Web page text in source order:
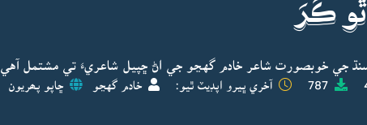
ڪَرَ
جي خوبصورت شاعر خادم گهڃو جي اڻ ڇپيل شاعريءَ تي مشتمل آهي.
787 آخري ڀيرو اپڊيٽ ٿيو: خادم گهڃو ڇاپو پھريون